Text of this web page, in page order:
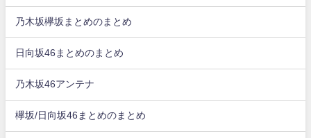
乃木坂欅坂まとめのまとめ
日向坂46まとめのまとめ
乃木坂46アンテナ
欅坂/日向坂46まとめのまとめ